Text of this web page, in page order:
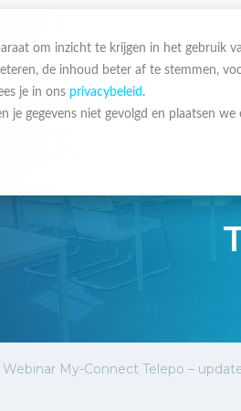
om inzicht te krijgen in het gebruik
de inhoud beter af te stemmen,
je in ons privacybeleid .
je gegevens niet gevolgd en plaatsen
Webinar My-Connect Telepo –